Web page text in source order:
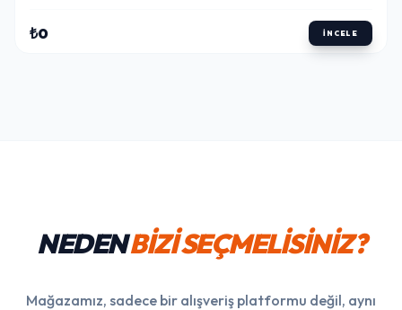
₺0 İNCELE
NEDENBİZİ SEÇMELİSİNİZ?
Mağazamız, sadece bir alışveriş platformu değil, aynı